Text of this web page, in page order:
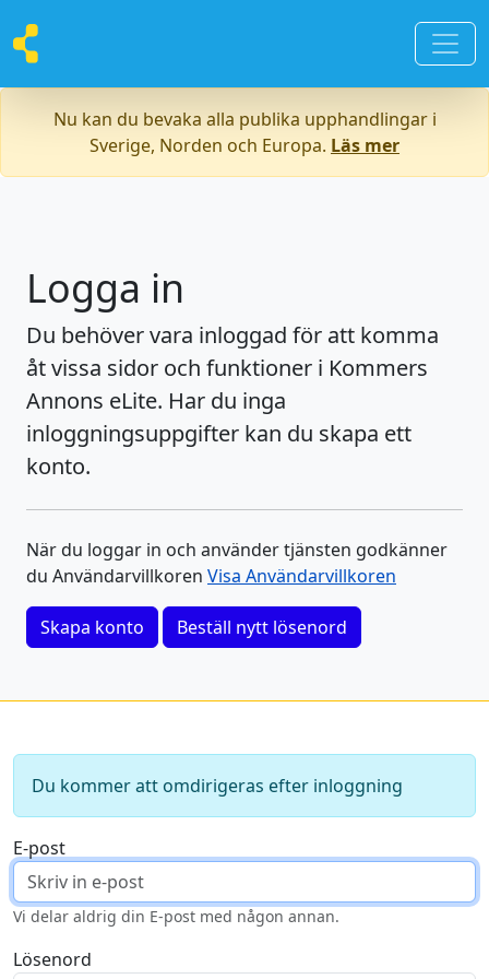
Nu kan du bevaka alla publika upphandlingar i
Sverige, Norden och Europa. Läs mer
Logga in
Du behöver vara inloggad för att komma
åt vissa sidor och funktioner i Kommers
Annons eLite. Har du inga
inloggningsuppgifter kan du skapa ett
konto.
När du loggar in och använder tjänsten godkänner
du Användarvillkoren Visa Användarvillkoren
Skapa konto Beställ nytt lösenord
Du kommer att omdirigeras efter inloggning
E-post
Vi delar aldrig din E-post med någon annan.
Lösenord